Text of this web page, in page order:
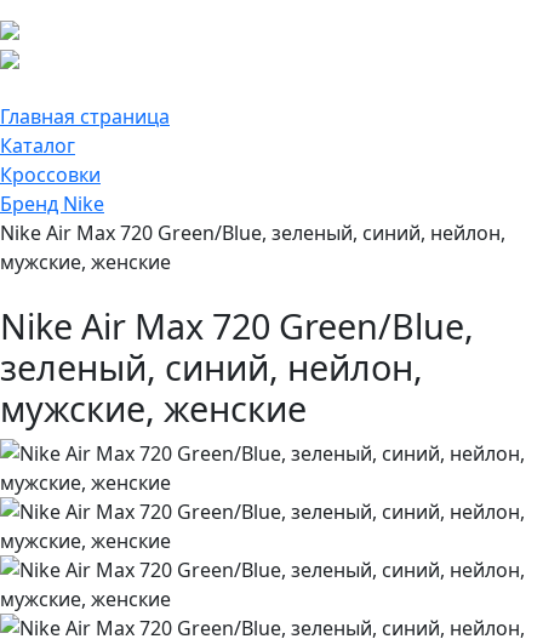
Главная страница
Каталог
Кроссовки
Бренд Nike
Nike Air Max 720 Green/Blue, зеленый, синий, нейлон,
мужские, женские
Nike Air Max 720 Green/Blue,
зеленый, синий, нейлон,
мужские, женские